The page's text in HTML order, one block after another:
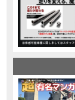
NEW BIKE 「モ
NEW BIKE
EVENT 【イ
NEW BIKE 「